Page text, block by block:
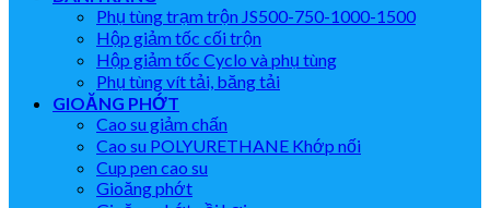
Phụ tùng trạm trộn JS500-750-1000-1500
Hộp giảm tốc cối trộn
Hộp giảm tốc Cyclo và phụ tùng
Phụ tùng vít tải, băng tải
GIOĂNG PHỚT
Cao su giảm chấn
Cao su POLYURETHANE Khớp nối
Cup pen cao su
Gioăng phớt